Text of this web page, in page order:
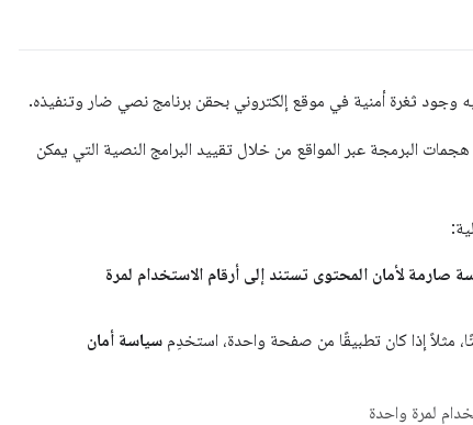
ثغرة أمنية في موقع إلكتروني بحقن برنامج نصي ضار وتنفيذه.
البرمجة عبر المواقع من خلال تقييد البرامج النصية التي يمكن
صارمة لأمان المحتوى تستند إلى أرقام الاستخدام لمرة
سياسة أمان
لمرة واحدة